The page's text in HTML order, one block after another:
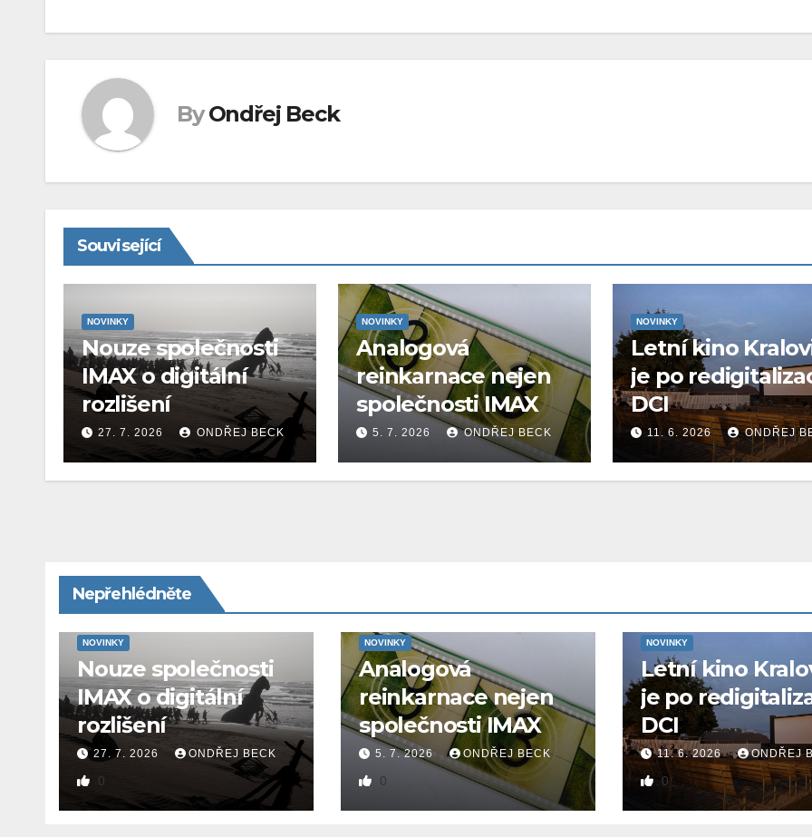
By Ondřej Beck
Související
NOVINKY
Nouze společnosti
IMAX o digitální
rozlišení
27. 7. 2026 ONDŘEJ BECK
NOVINKY
Analogová
reinkarnace nejen
společnosti IMAX
5. 7. 2026 ONDŘEJ BECK
NOVINKY
Letní kino
je po
DCI
11. 6. 2026 ONDŘEJ
Nepřehlédněte
NOVINKY
Nouze společnosti
IMAX o digitální
rozlišení
27. 7. 2026 ONDŘEJ BECK
0
NOVINKY
Analogová
reinkarnace nejen
společnosti IMAX
5. 7. 2026 ONDŘEJ BECK
0
NOVINKY
Letní kino
je po
DCI
11. 6. 2026 ONDŘEJ
0